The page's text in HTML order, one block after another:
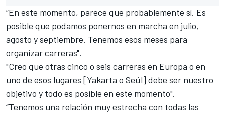
“En este momento, parece que probablemente sí. Es
posible que podamos ponernos en marcha en julio,
agosto y septiembre. Tenemos esos meses para
organizar carreras".
"Creo que otras cinco o seis carreras en Europa o en
uno de esos lugares [Yakarta o Seúl] debe ser nuestro
objetivo y todo es posible en este momento".
“Tenemos una relación muy estrecha con todas las